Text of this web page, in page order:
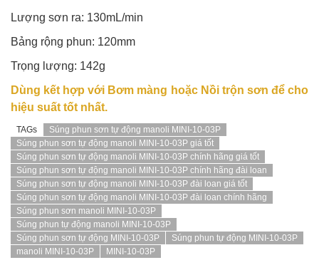
Lượng sơn ra: 130mL/min
Bảng rộng phun: 120mm
Trọng lượng: 142g
Dùng kết hợp với Bơm màng hoặc Nồi trộn sơn để cho
hiệu suất tốt nhất.
TAGs
Súng phun sơn tự động manoli MINI-10-03P
Súng phun sơn tự động manoli MINI-10-03P giá tốt
Súng phun sơn tự động manoli MINI-10-03P chính hãng giá tốt
Súng phun sơn tự động manoli MINI-10-03P chính hãng đài loan
Súng phun sơn tự động manoli MINI-10-03P đài loan giá tốt
Súng phun sơn tự động manoli MINI-10-03P đài loan chính hãng
Súng phun sơn manoli MINI-10-03P
Súng phun tự động manoli MINI-10-03P
Súng phun sơn tự động MINI-10-03P
Súng phun tự động MINI-10-03P
manoli MINI-10-03P
MINI-10-03P